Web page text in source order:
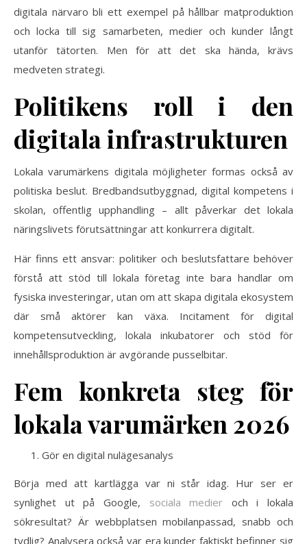
digitala närvaro bli ett exempel på hållbar matproduktion
och locka till sig samarbeten, medier och kunder långt
utanför tätorten. Men för att det ska hända, krävs
medveten strategi.
Politikens roll i den
digitala infrastrukturen
Lokala varumärkens digitala möjligheter formas också av
politiska beslut. Bredbandsutbyggnad, digital kompetens i
skolan, offentlig upphandling – allt påverkar det lokala
näringslivets förutsättningar att konkurrera digitalt.
Här finns ett ansvar: politiker och beslutsfattare behöver
förstå att stöd till lokala företag inte bara handlar om
fysiska investeringar, utan om att skapa digitala ekosystem
där små aktörer kan växa. Incitament för digital
kompetensutveckling, lokala inkubatorer och stöd för
innehållsproduktion är avgörande pusselbitar.
Fem konkreta steg för
lokala varumärken 2026
Gör en digital nulägesanalys
Börja med att kartlägga var ni står idag. Hur ser er
synlighet ut på Google, sociala medier och i lokala
sökresultat? Är webbplatsen mobilanpassad, snabb och
tydlig? Analysera också var era kunder faktiskt befinner sig